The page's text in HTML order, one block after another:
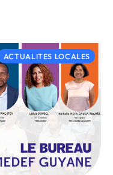
ACTUALITES LOCALES